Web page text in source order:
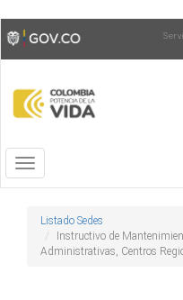
Skip
to
main
Toggle
high
contrast
Toggle
navigation
Listado Sedes
Instructivo de
Administrativas, Centros